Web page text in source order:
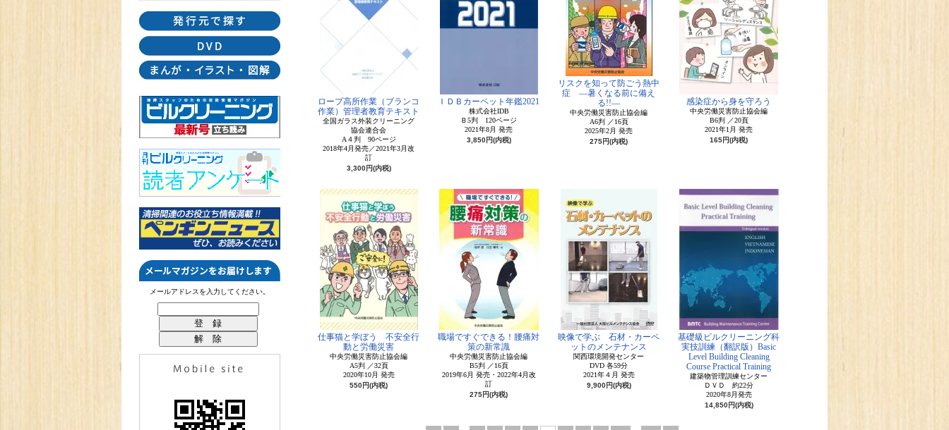
メールアドレスを入力してください。
ロープ高所作業（ブランコ
作業）管理者教育テキスト
全国ガラス外装クリーニング
協会連合会
A４判 90ページ
2018年4月発売／2021年3月改
訂
3,300円(内税)
ＩＤＢカーペット年鑑2021
株式会社IDB
Ｂ5判 120ページ
2021年8月 発売
3,850円(内税)
リスクを知って防ごう熱中
症 ―暑くなる前に備え
る!!―
中央労働災害防止協会編
A6判 ／16頁
2025年2月 発売
275円(内税)
感染症から身を守ろう
中央労働災害防止協会編
B6判 ／20頁
2021年1月 発売
165円(内税)
仕事猫と学ぼう 不安全行
動と労働災害
中央労働災害防止協会編
A5判 ／32頁
2020年10月 発売
550円(内税)
職場ですぐできる！腰痛対
策の新常識
中央労働災害防止協会編
B5判 ／16頁
2019年6月 発売・2022年4月改
訂
275円(内税)
映像で学ぶ 石材・カーペ
ットのメンテナンス
関西環境開発センター
DVD 各59分
2021年４月 発売
9,900円(内税)
基礎級ビルクリーニング科
実技訓練（翻訳版）Basic
Level Building Cleaning
Course Practical Training
建築物管理訓練センター
ＤＶＤ 約22分
2020年8月発売
14,850円(内税)